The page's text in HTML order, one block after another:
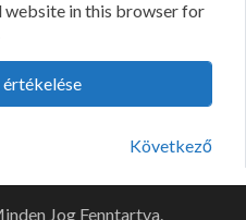
website in this browser for
Következő
Jog Fenntartva.